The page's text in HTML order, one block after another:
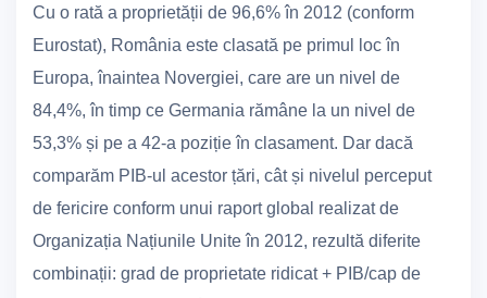
Cu o rată a proprietății de 96,6% în 2012 (conform
Eurostat), România este clasată pe primul loc în
Europa, înaintea Novergiei, care are un nivel de
84,4%, în timp ce Germania rămâne la un nivel de
53,3% și pe a 42-a poziție în clasament. Dar dacă
comparăm PIB-ul acestor țări, cât și nivelul perceput
de fericire conform unui raport global realizat de
Organizația Națiunile Unite în 2012, rezultă diferite
combinații: grad de proprietate ridicat + PIB/cap de